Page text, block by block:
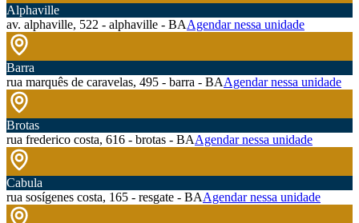
Alphaville
av. alphaville, 522 - alphaville - BAAgendar nessa unidade
Barra
rua marquês de caravelas, 495 - barra - BAAgendar nessa unidade
Brotas
rua frederico costa, 616 - brotas - BAAgendar nessa unidade
Cabula
rua sosígenes costa, 165 - resgate - BAAgendar nessa unidade